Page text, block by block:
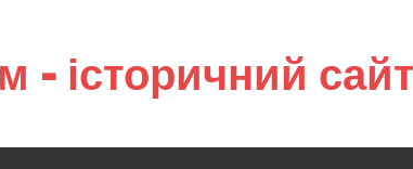
– історичний сайт